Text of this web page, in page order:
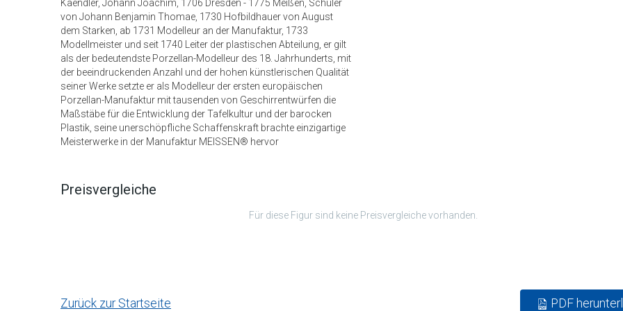
Kaendler, Johann Joachim, 1706 Dresden - 1775 Meißen, Schüler
von Johann Benjamin Thomae, 1730 Hofbildhauer von August
dem Starken, ab 1731 Modelleur an der Manufaktur, 1733
Modellmeister und seit 1740 Leiter der plastischen Abteilung, er gilt
als der bedeutendste Porzellan-Modelleur des 18. Jahrhunderts, mit
der beeindruckenden Anzahl und der hohen künstlerischen Qualität
seiner Werke setzte er als Modelleur der ersten europäischen
Porzellan-Manufaktur mit tausenden von Geschirrentwürfen die
Maßstäbe für die Entwicklung der Tafelkultur und der barocken
Plastik, seine unerschöpfliche Schaffenskraft brachte einzigartige
Meisterwerke in der Manufaktur MEISSEN® hervor
Preisvergleiche
Für diese Figur sind keine Preisvergleiche vorhanden.
Zurück zur Startseite PDF